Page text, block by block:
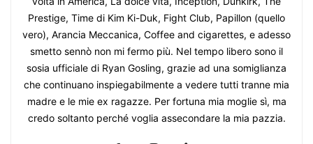
Prestige, Time di Kim Ki-Duk, Fight Club, Papillon (quello
vero), Arancia Meccanica, Coffee and cigarettes, e adesso
smetto sennò non mi fermo più. Nel tempo libero sono il
sosia ufficiale di Ryan Gosling, grazie ad una somiglianza
che continuano inspiegabilmente a vedere tutti tranne mia
madre e le mie ex ragazze. Per fortuna mia moglie sì, ma
credo soltanto perché voglia assecondare la mia pazzia.